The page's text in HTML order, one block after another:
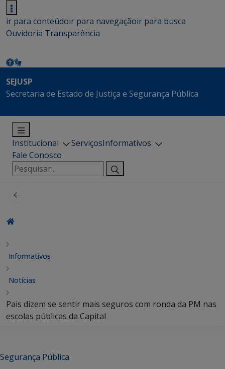
ir para conteúdoir para navegaçãoir para busca
Ouvidoria Transparência
SEJUSP
Secretaria de Estado de Justiça e Segurança Pública
Institucional ServiçosInformativos
Fale Conosco
Pesquisar
por:
Informativos
Notícias
Pais dizem se sentir mais seguros com ronda da PM nas
escolas públicas da Capital
Segurança Pública